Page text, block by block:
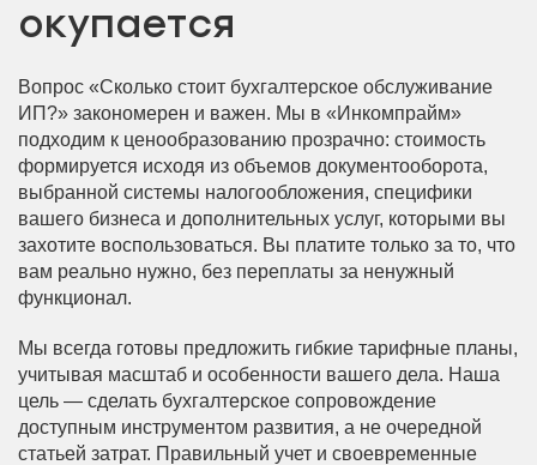
окупается
Вопрос «Сколько стоит бухгалтерское обслуживание
ИП?» закономерен и важен. Мы в «Инкомпрайм»
подходим к ценообразованию прозрачно: стоимость
формируется исходя из объемов документооборота,
выбранной системы налогообложения, специфики
вашего бизнеса и дополнительных услуг, которыми вы
захотите воспользоваться. Вы платите только за то, что
вам реально нужно, без переплаты за ненужный
функционал.
Мы всегда готовы предложить гибкие тарифные планы,
учитывая масштаб и особенности вашего дела. Наша
цель — сделать бухгалтерское сопровождение
доступным инструментом развития, а не очередной
статьей затрат. Правильный учет и своевременные